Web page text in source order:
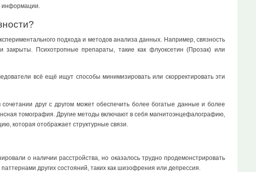
информации.
подхода и методов анализа данных. Например, связность
закрыты. Психотропные препараты, такие как флуоксетин (Прозак) или
всё ещё ищут способы минимизировать или скорректировать эти
друг с другом может обеспечить более богатые данные и более
томография. Другие методы включают в себя магнитоэнцефалографию,
которая отображает структурные связи.
о наличии расстройства, но оказалось трудно продемонстрировать
других состояний, таких как шизофрения или депрессия.